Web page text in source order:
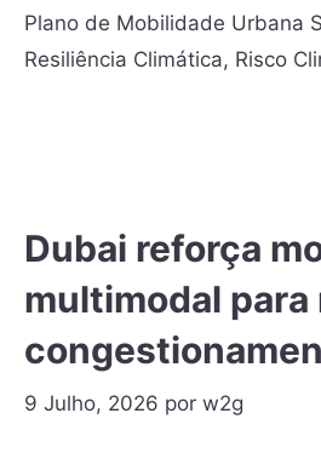
Plano de Mobilidade Urbana
Resiliência Climática, Risco
Dubai reforça
multimodal para
9 Julho, 2026 por w2g